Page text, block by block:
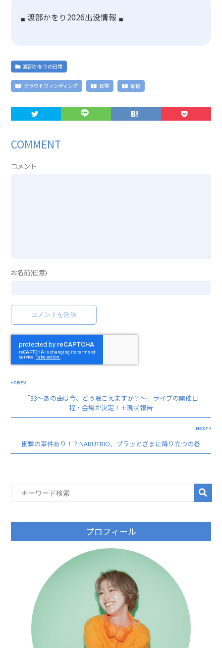
渡部かをり2026出没情報
渡部かをりの日常
クラウドファンディング 日常 配信
COMMENT
コメント
お名前(任意)
PREV
「33〜あの曲は今、どう聴こえますか？〜」ライブの開催日
程・会場が決定！＋現状報告
NEXT
衝撃の事件あり！？NARUTRIO、プラッとざまに降り立つの巻
プロフィール